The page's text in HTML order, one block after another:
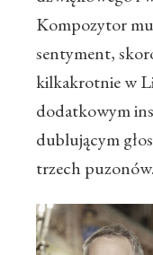
Kompozytor
sentyment,
kilkakrotnie w
dodatkowym
dublującym
trzech puzonów.